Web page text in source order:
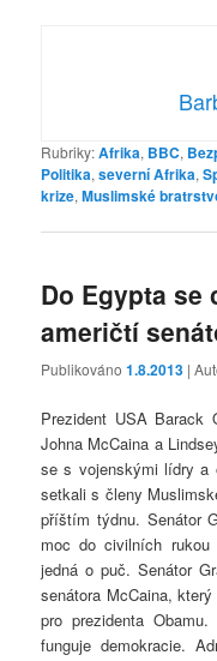
Rubriky:Afrika, BBC,
Politika,severní Afrika,
krize,Muslimské
Do Egypta se
američtí
Publikováno1.8.2013 |
Prezident USA Barack
Johna McCaina a
se s vojenskými lídry a
setkali s členy
příštím týdnu. Senátor
moc do civilních
jedná o puč. Senátor
senátora McCaina,
pro prezidenta
funguje demokracie.